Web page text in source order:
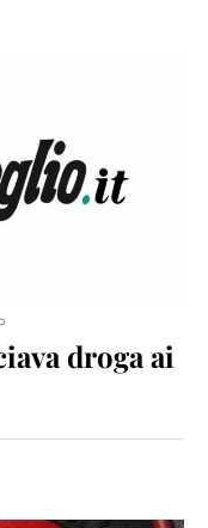
droga ai